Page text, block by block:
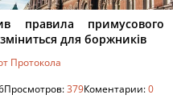
правила примусового
для боржників
Протокола
Просмотров:379Коментарии:0